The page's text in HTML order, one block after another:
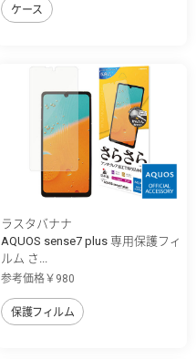
ケース
ラスタバナナ
AQUOS sense7 plus 専用保護フィ
ルム さ...
参考価格￥980
保護フィルム